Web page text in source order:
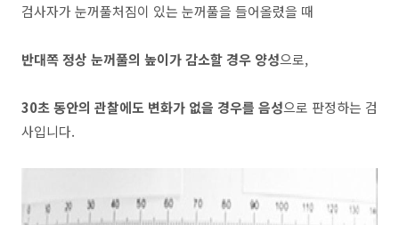
검사자가 눈꺼풀처짐이 있는 눈꺼풀을 들어올렸을 때
반대쪽 정상 눈꺼풀의 높이가 감소할 경우 양성으로,
30초 동안의 관찰에도 변화가 없을 경우를 음성으로 판정하는 검
사입니다.